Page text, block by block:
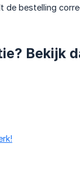
bestelling
Bekijk